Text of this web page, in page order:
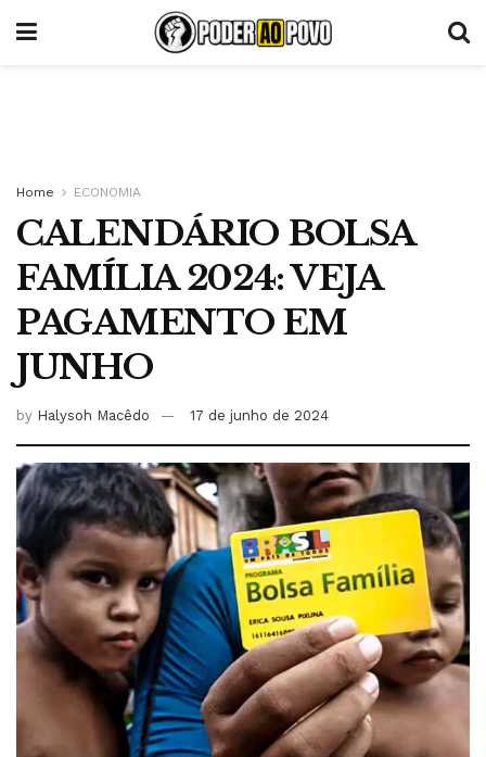
Home ECONOMIA
CALENDÁRIO BOLSA
FAMÍLIA 2024: VEJA
PAGAMENTO EM
JUNHO
by Halysoh Macêdo 17 de junho de 2024